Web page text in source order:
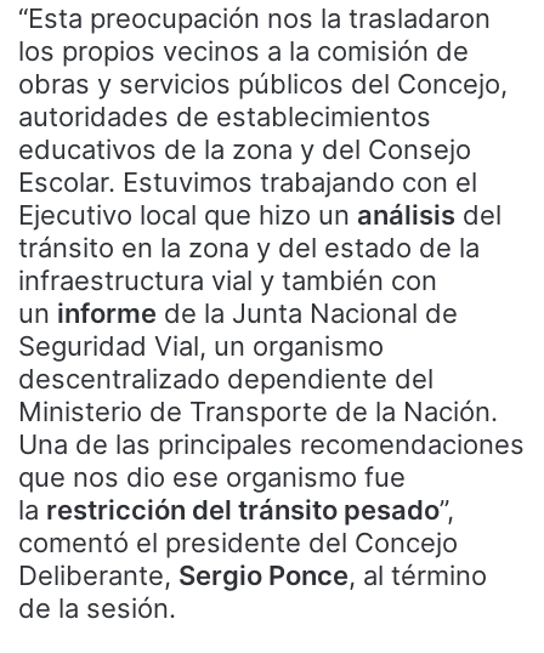
“Esta preocupación nos la trasladaron
los propios vecinos a la comisión de
obras y servicios públicos del Concejo,
autoridades de establecimientos
educativos de la zona y del Consejo
Escolar. Estuvimos trabajando con el
Ejecutivo local que hizo un análisis del
tránsito en la zona y del estado de la
infraestructura vial y también con
un informe de la Junta Nacional de
Seguridad Vial, un organismo
descentralizado dependiente del
Ministerio de Transporte de la Nación.
Una de las principales recomendaciones
que nos dio ese organismo fue
la restricción del tránsito pesado”,
comentó el presidente del Concejo
Deliberante, Sergio Ponce, al término
de la sesión.